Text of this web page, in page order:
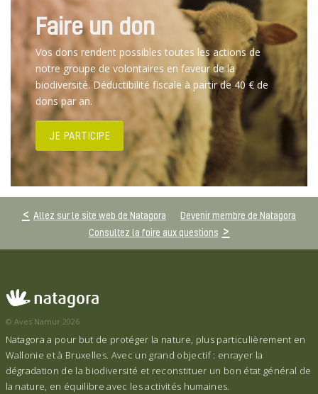
Faire un don
Vos dons rendent possibles toutes les actions de
notre groupe de volontaires en faveur de la
biodiversité. Déductibilité fiscale à partir de 40 € de
dons par an.
JE PARTICIPE
Allez sur le site web de Natagora
Devenir membre de Natagora
Consultez la foire aux questions
© Aves Namur 2026
Natagora a pour but de protéger la nature, plus particulièrement en
Wallonie et à Bruxelles. Avec un grand objectif : enrayer la
dégradation de la biodiversité et reconstituer un bon état général de
la nature, en équilibre avec les activités humaines.